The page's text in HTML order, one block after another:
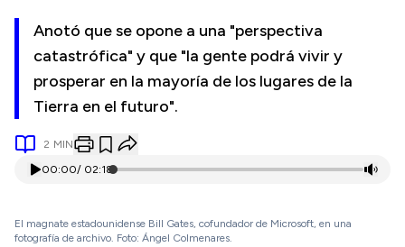
Anotó que se opone a una "perspectiva
catastrófica" y que "la gente podrá vivir y
prosperar en la mayoría de los lugares de la
Tierra en el futuro".
2 MIN
00:00/ 02:18
El magnate estadounidense Bill Gates, cofundador de Microsoft, en una
fotografía de archivo. Foto: Ángel Colmenares.